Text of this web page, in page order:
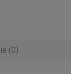
(0)